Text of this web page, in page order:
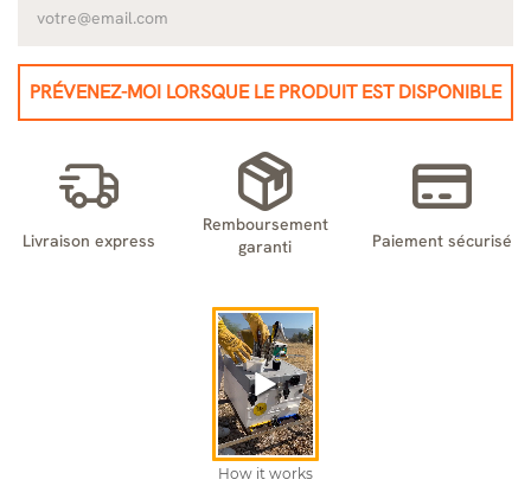
PRÉVENEZ-MOI LORSQUE LE PRODUIT EST DISPONIBLE
Livraison express
Remboursement
garanti
Paiement sécurisé